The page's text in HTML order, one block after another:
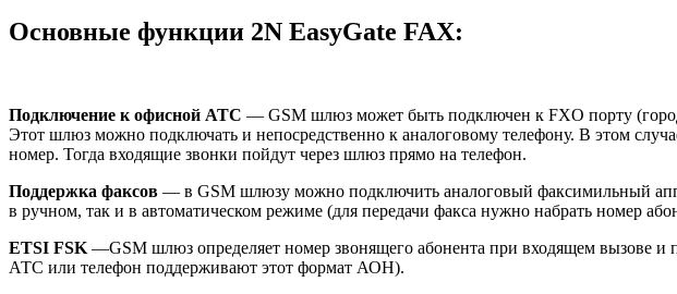
Основные функции 2N EasyGate FAX:
Подключение к офисной АТС — GSM шлюз может быть подключен к FXO порту
Этот шлюз можно подключать и непосредственно к аналоговому телефону. В этом
номер. Тогда входящие звонки пойдут через шлюз прямо на телефон.
Поддержка факсов — в GSM шлюзу можно подключить аналоговый факсимильный
в ручном, так и в автоматическом режиме (для передачи факса нужно набрать номер
ETSI FSK —GSM шлюз определяет номер звонящего абонента при входящем вызове
АТС или телефон поддерживают этот формат АОН).